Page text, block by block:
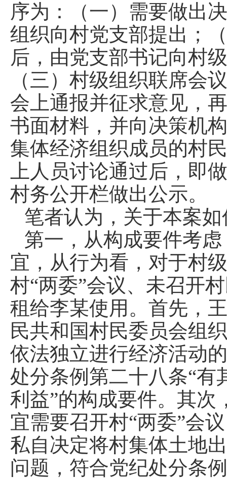
序为：（一）需要做出
组织向村党支部提出；
后，由党支部书记向村
（三）村级组织联席会
会上通报并征求意见，
书面材料，并向决策机
集体经济组织成员的村
上人员讨论通过后，即
村务公开栏做出公示。
笔者认为，关于本案
第一，从构成要件考
宜，从行为看，对于村
村“两委”会议、未召开
租给李某使用。首先，
民共和国村民委员会组
依法独立进行经济活动
处分条例第二十八条“有
利益”的构成要件。其次
宜需要召开村“两委”会
私自决定将村集体土地
问题，符合党纪处分条